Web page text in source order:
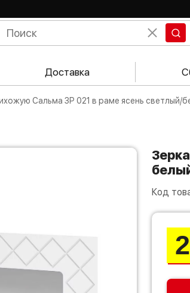
Доставка
Сальма ЗР 021 в раме ясень светлый/
Зеркало в прихожую Сальма ЗР 021 в раме ясень светлый/
Код